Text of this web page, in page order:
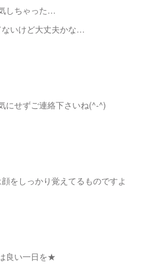
しちゃった…
ないけど大丈夫かな…
にせずご連絡下さいね(^-^)
をしっかり覚えてるものですよ
良い一日を★